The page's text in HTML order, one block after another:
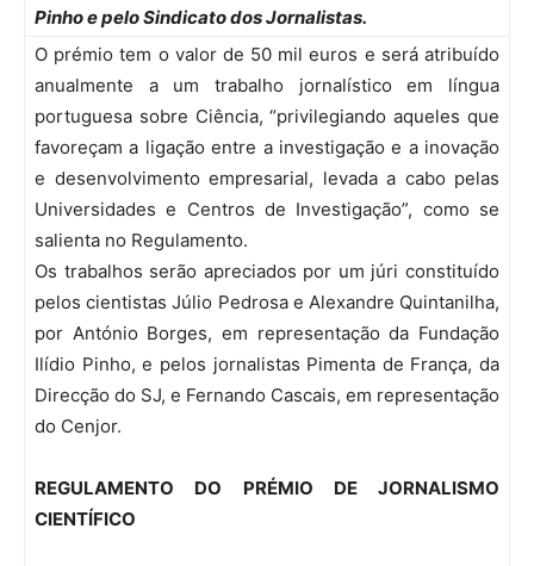
Pinho e pelo Sindicato dos Jornalistas.
O prémio tem o valor de 50 mil euros e será atribuído
anualmente a um trabalho jornalístico em língua
portuguesa sobre Ciência, “privilegiando aqueles que
favoreçam a ligação entre a investigação e a inovação
e desenvolvimento empresarial, levada a cabo pelas
Universidades e Centros de Investigação”, como se
salienta no Regulamento.
Os trabalhos serão apreciados por um júri constituído
pelos cientistas Júlio Pedrosa e Alexandre Quintanilha,
por António Borges, em representação da Fundação
Ilídio Pinho, e pelos jornalistas Pimenta de França, da
Direcção do SJ, e Fernando Cascais, em representação
do Cenjor.
REGULAMENTO DO PRÉMIO DE JORNALISMO
CIENTÍFICO